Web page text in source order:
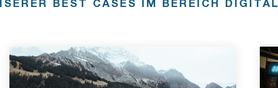
BEST CASES IM BEREICH